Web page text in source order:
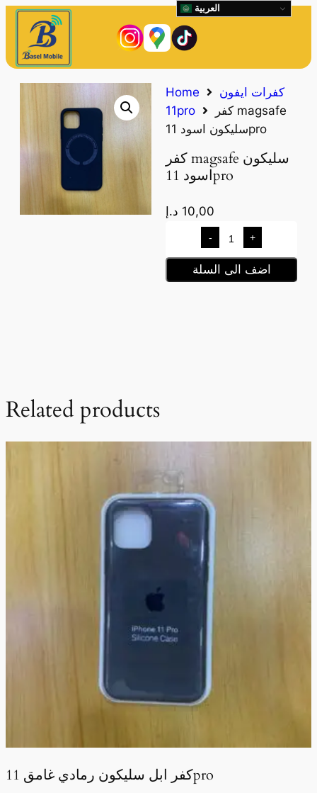
Home
كفرات ايفون
11pro
كفر magsafe
سليكون اسود 11pro
كفر magsafe سليكون
اسود 11pro
10,00 د.إ
- +
اضف الى السلة
Related products
كفر ابل سليكون رمادي غامق 11pro
العربية